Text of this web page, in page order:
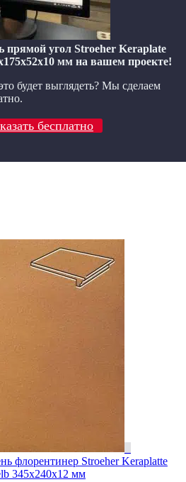
прямой угол Stroeher Keraplate
мм на вашем проекте!
будет выглядеть? Мы сделаем
бесплатно
флорентинер Stroeher Keraplatte
345х240х12 мм